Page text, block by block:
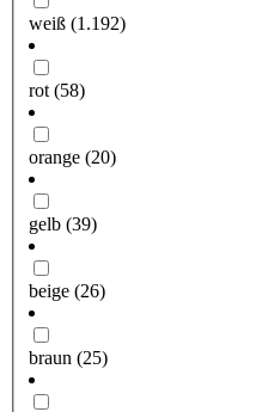
weiß (1.192)
rot (58)
orange (20)
gelb (39)
beige (26)
braun (25)